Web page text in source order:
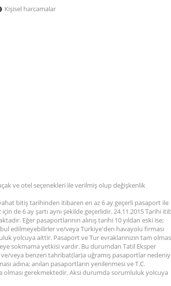
Kişisel harcamalar
ve otel seçenekleri ile verilmiş olup değişkenlik
bitiş tarihinden itibaren en az 6 ay geçerli pasaport ile
de 6 ay şartı aynı şekilde geçerlidir. 24.11.2015 Tarihi
Eğer pasaportlarının alınış tarihi 10 yıldan eski ise;
edilmeyebilirler ve/veya Türkiye'den havayolu firması
yolcuya aittir. Pasaport ve Tur evraklarınızın tam
sokmama yetkisi vardır. Bu durumdan Tatil Eksper
ve/veya benzeri tahribat(lar)a uğramış pasaportlar
adına; anılan pasaportların yenilenmesi ve T.C.
gerekmektedir. Aksi durumda sorumluluk yolcuya